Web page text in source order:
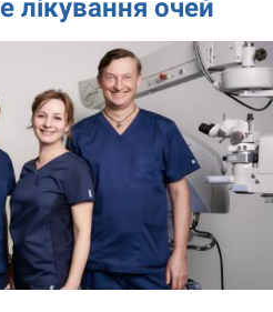
лікування очей